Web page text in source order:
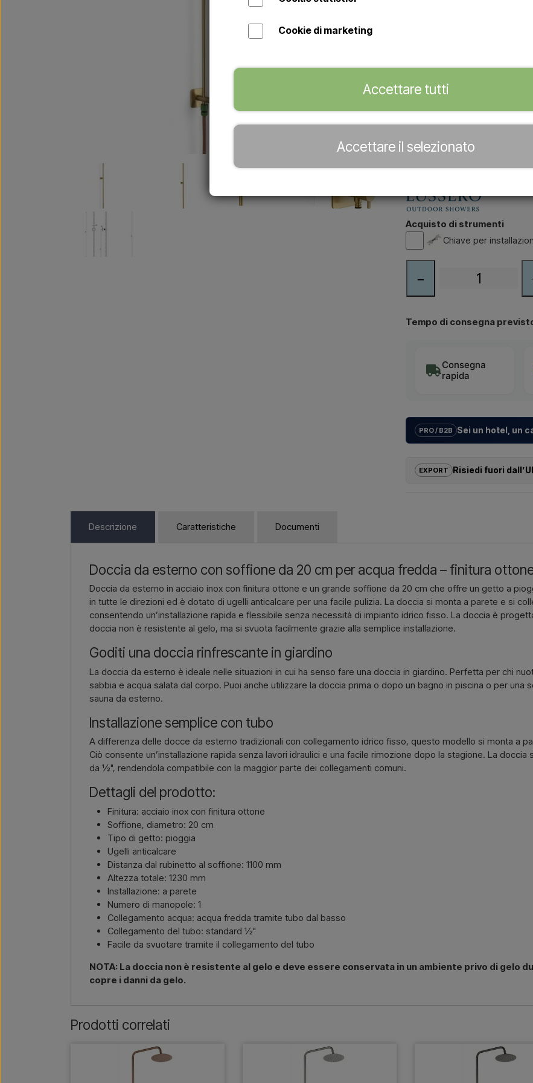
Doccia da esterno a
Collegamento semplice
non è necessaria
Soffione doccia a
Ideale per giardino,
Con manopola girevole
Facile da svuotare grazie
Acquisto di strumenti
Chiave per
−
Tempo di consegna
Consegna
rapida
PRO / B2B Sei un hotel, un
su misura
installazione.
EXPORT Risiedi fuori
Descrizione Caratteristiche Documenti
Doccia da esterno con soffione da 20 cm per acqua fredda – finitura
Doccia da esterno in acciaio inox con finitura ottone e un grande soffione da 20 cm che offre un getto a
in tutte le direzioni ed è dotato di ugelli anticalcare per una facile pulizia. La doccia si monta a parete e si
consentendo un’installazione rapida e flessibile senza necessità di impianto idrico fisso. La doccia è
doccia non è resistente al gelo, ma si svuota facilmente grazie alla semplice installazione.
Goditi una doccia rinfrescante in giardino
La doccia da esterno è ideale nelle situazioni in cui ha senso fare una doccia in giardino. Perfetta per chi
sabbia e acqua salata dal corpo. Puoi anche utilizzare la doccia prima o dopo un bagno in piscina o per una
sauna da esterno.
Installazione semplice con tubo
A differenza delle docce da esterno tradizionali con collegamento idrico fisso, questo modello si monta a
Ciò consente un’installazione rapida senza lavori idraulici e una facile rimozione dopo la stagione. La
da ½", rendendola compatibile con la maggior parte dei collegamenti comuni.
Dettagli del prodotto:
Finitura: acciaio inox con finitura ottone
Soffione, diametro: 20 cm
Tipo di getto: pioggia
Ugelli anticalcare
Distanza dal rubinetto al soffione: 1100 mm
Altezza totale: 1230 mm
Installazione: a parete
Numero di manopole: 1
Collegamento acqua: acqua fredda tramite tubo dal basso
Collegamento del tubo: standard ½"
Facile da svuotare tramite il collegamento del tubo
NOTA: La doccia non è resistente al gelo e deve essere conservata in un ambiente privo di gelo
copre i danni da gelo.
Prodotti correlati
Cookie di marketing
Accettare tutti
Accettare il selezionato